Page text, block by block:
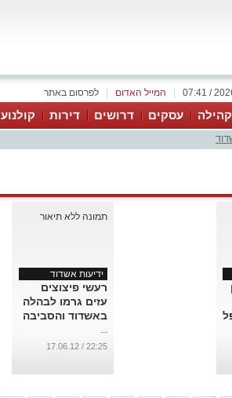
לפרסום באתר המייל האדום
קהילה עסקים דרושים דירות קולנוע
ידיעות אשדוד
רעשי פיצוצים
עזים גרמו לבהלה
באשדוד והסביבה
...
22:25 / 17.06.12